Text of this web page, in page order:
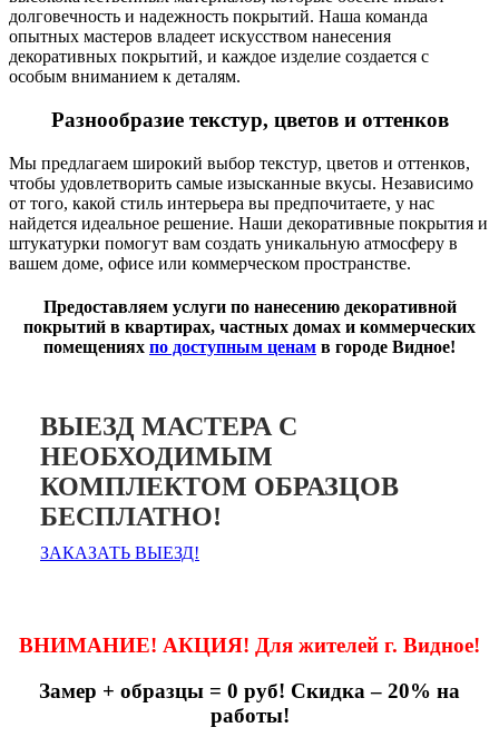
долговечность и надежность покрытий. Наша команда
опытных мастеров владеет искусством нанесения
декоративных покрытий, и каждое изделие создается с
особым вниманием к деталям.
Разнообразие текстур, цветов и оттенков
Мы предлагаем широкий выбор текстур, цветов и оттенков,
чтобы удовлетворить самые изысканные вкусы. Независимо
от того, какой стиль интерьера вы предпочитаете, у нас
найдется идеальное решение. Наши декоративные покрытия и
штукатурки помогут вам создать уникальную атмосферу в
вашем доме, офисе или коммерческом пространстве.
Предоставляем услуги по нанесению декоративной
покрытий в квартирах, частных домах и коммерческих
помещениях по доступным ценам в городе Видное!
ВЫЕЗД МАСТЕРА С
НЕОБХОДИМЫМ
КОМПЛЕКТОМ ОБРАЗЦОВ
БЕСПЛАТНО!
ЗАКАЗАТЬ ВЫЕЗД!
ВНИМАНИЕ! АКЦИЯ! Для жителей г. Видное!
Замер + образцы = 0 руб! Скидка – 20% на
работы!